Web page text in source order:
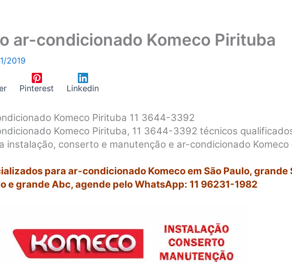
ar-condicionado Komeco Pirituba
2019
Pinterest Linkedin
Komeco Pirituba 11 3644-3392
Komeco Pirituba, 11 3644-3392 técnicos
instalação, conserto e manutenção e ar-condicionado Komeco
para ar-condicionado Komeco em São Paulo, grande
e grande Abc, agende pelo WhatsApp: 11 96231-1982